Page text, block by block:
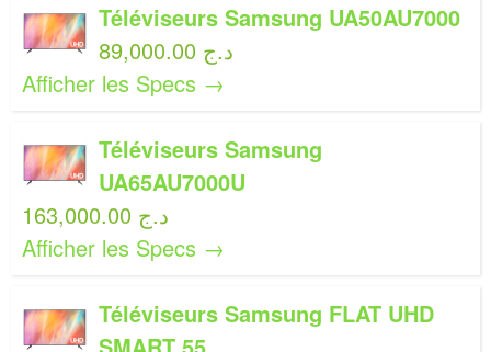
Téléviseurs Samsung UA50AU7000
89,000.00 د.ج
Afficher les Specs →
Téléviseurs Samsung
UA65AU7000U
163,000.00 د.ج
Afficher les Specs →
Téléviseurs Samsung FLAT UHD